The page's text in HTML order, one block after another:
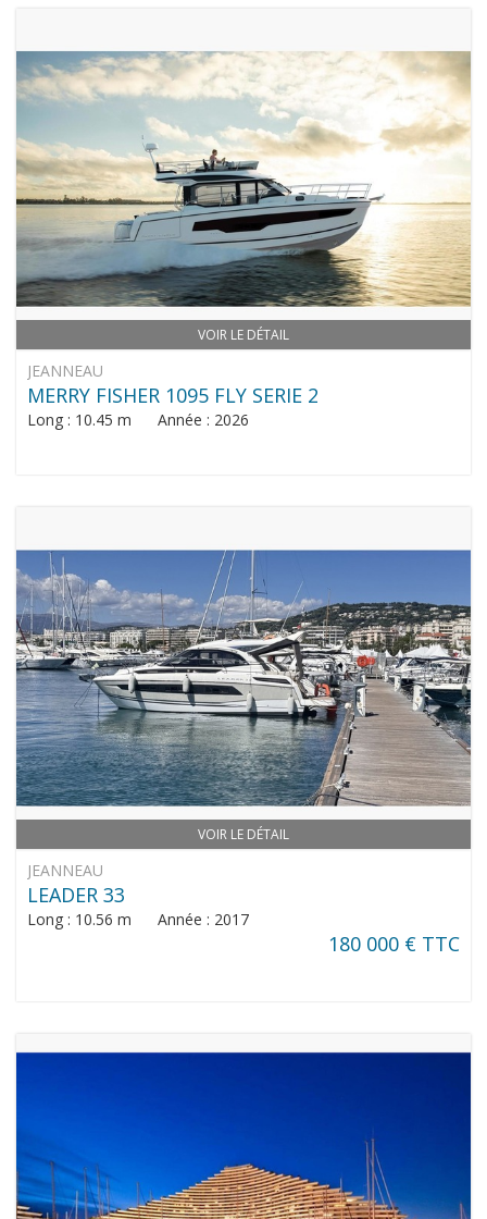
VOIR LE DÉTAIL
JEANNEAU
MERRY FISHER 1095 FLY SERIE 2
Long : 10.45 m Année : 2026
VOIR LE DÉTAIL
JEANNEAU
LEADER 33
Long : 10.56 m Année : 2017
180 000 € TTC